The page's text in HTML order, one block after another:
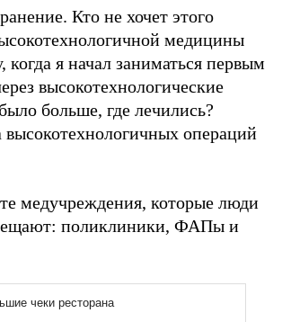
Кто не хочет этого
медицины
я начал заниматься первым
высокотехнологические
больше, где лечились?
операций
медучреждения, которые люди
поликлиники, ФАПы и